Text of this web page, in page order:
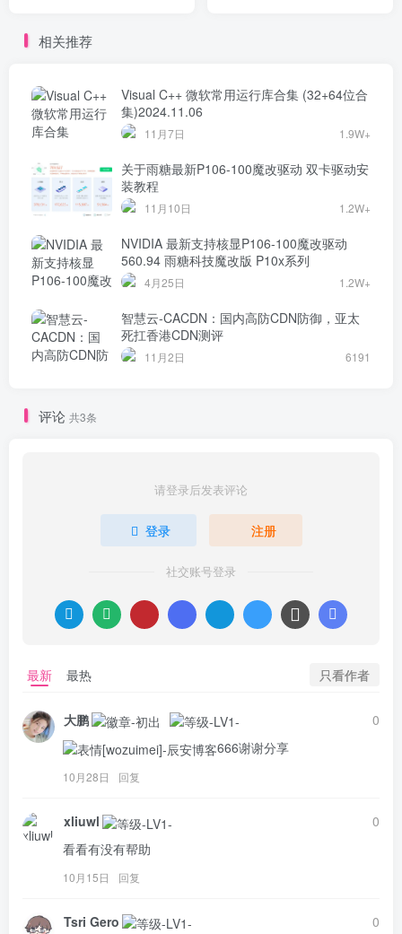
相关推荐
Visual C++ 微软常用运行库合集 (32+64位合
集)2024.11.06
11月7日 1.9W+
关于雨糖最新P106-100魔改驱动 双卡驱动安
装教程
11月10日 1.2W+
NVIDIA 最新支持核显P106-100魔改驱动
560.94 雨糖科技魔改版 P10x系列
4月25日 1.2W+
智慧云-CACDN：国内高防CDN防御，亚太
死扛香港CDN测评
11月2日 6191
评论 共3条
请登录后发表评论
登录 注册
社交账号登录
最新 最热 只看作者
大鹏
0
666谢谢分享
10月28日 回复
xliuwl
0
看看有没有帮助
10月15日 回复
Tsri Gero
0